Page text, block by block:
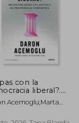
55%
dcto.
con la
liberal?.
una
de prosperidad
Acemoglu;Marta